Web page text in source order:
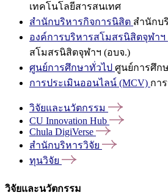
เทคโนโลยีสารสนเทศ
สำนักบริหารกิจการนิสิต สำนักบ
องค์การบริหารสโมสรนิสิตจุฬาฯ
สโมสรนิสิตจุฬาฯ (อบจ.)
ศูนย์การศึกษาทั่วไป ศูนย์การศึก
การประเมินออนไลน์ (MCV) กา
วิจัยและนวัตกรรม
CU Innovation Hub
Chula DigiVerse
สำนักบริหารวิจัย
ทุนวิจัย
วิจัยและนวัตกรรม